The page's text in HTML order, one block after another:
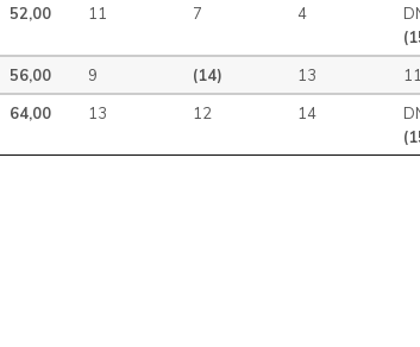
52,00 11 7 4
56,00 9 (14) 13 11
64,00 13 12 14